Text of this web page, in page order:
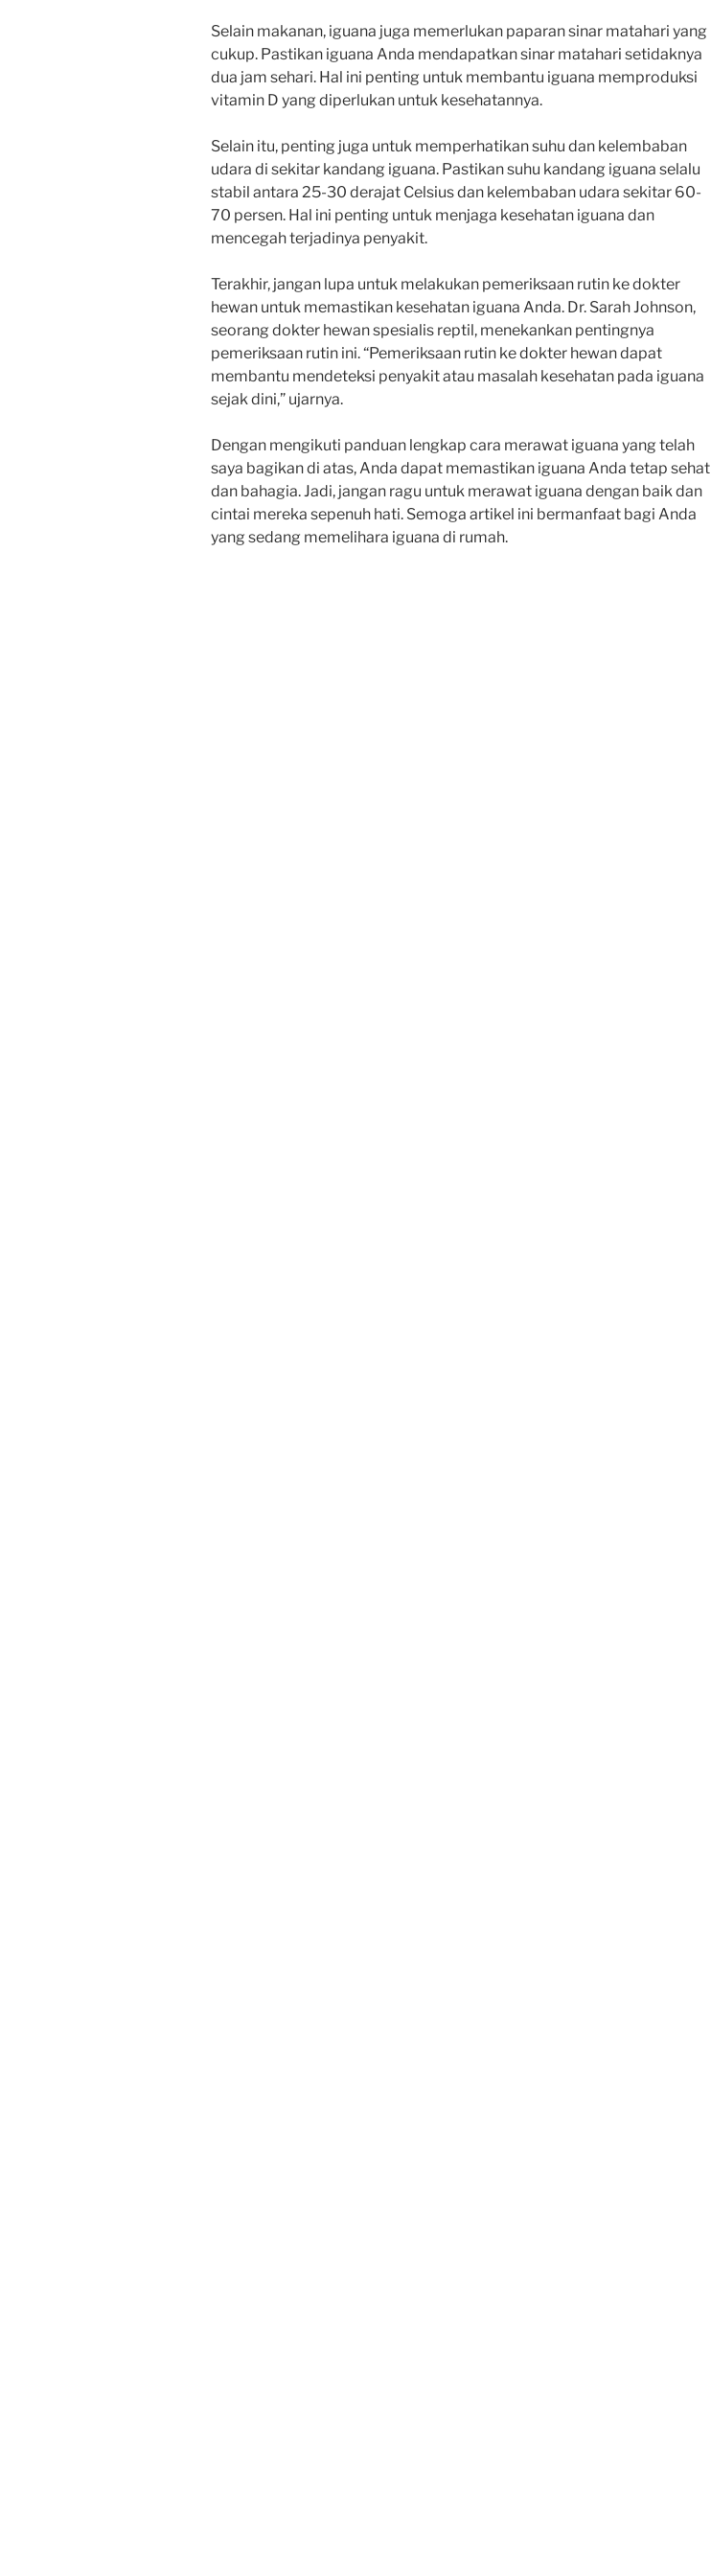
Selain makanan, iguana juga memerlukan paparan sinar matahari yang
cukup. Pastikan iguana Anda mendapatkan sinar matahari setidaknya
dua jam sehari. Hal ini penting untuk membantu iguana memproduksi
vitamin D yang diperlukan untuk kesehatannya.
Selain itu, penting juga untuk memperhatikan suhu dan kelembaban
udara di sekitar kandang iguana. Pastikan suhu kandang iguana selalu
stabil antara 25-30 derajat Celsius dan kelembaban udara sekitar 60-
70 persen. Hal ini penting untuk menjaga kesehatan iguana dan
mencegah terjadinya penyakit.
Terakhir, jangan lupa untuk melakukan pemeriksaan rutin ke dokter
hewan untuk memastikan kesehatan iguana Anda. Dr. Sarah Johnson,
seorang dokter hewan spesialis reptil, menekankan pentingnya
pemeriksaan rutin ini. “Pemeriksaan rutin ke dokter hewan dapat
membantu mendeteksi penyakit atau masalah kesehatan pada iguana
sejak dini,” ujarnya.
Dengan mengikuti panduan lengkap cara merawat iguana yang telah
saya bagikan di atas, Anda dapat memastikan iguana Anda tetap sehat
dan bahagia. Jadi, jangan ragu untuk merawat iguana dengan baik dan
cintai mereka sepenuh hati. Semoga artikel ini bermanfaat bagi Anda
yang sedang memelihara iguana di rumah.